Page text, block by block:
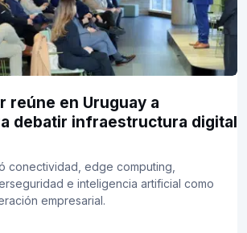
reúne en Uruguay a
debatir infraestructura digital
conectividad, edge computing,
e inteligencia artificial como
empresarial.